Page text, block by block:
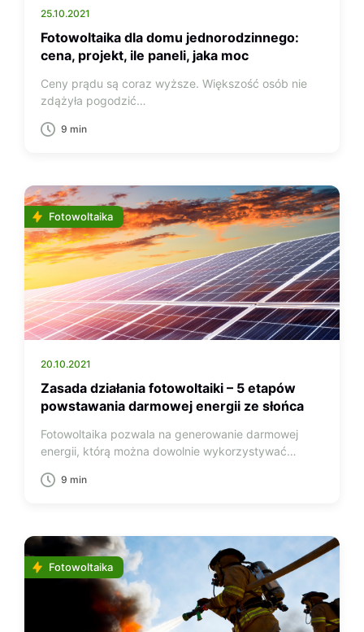
25.10.2021
Fotowoltaika dla domu jednorodzinnego:
cena, projekt, ile paneli, jaka moc
Ceny prądu są coraz wyższe. Większość osób nie
zdążyła pogodzić…
9 min
Fotowoltaika
20.10.2021
Zasada działania fotowoltaiki – 5 etapów
powstawania darmowej energii ze słońca
Fotowoltaika pozwala na generowanie darmowej
energii, którą można dowolnie wykorzystywać…
9 min
Fotowoltaika